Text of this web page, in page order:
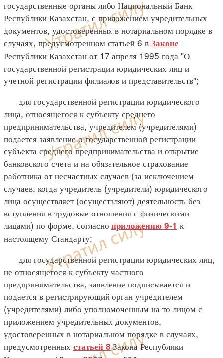
государственные органы либо Национальный Банк
Республики Казахстан, с приложением учредительных
документов, удостоверенных в нотариальном порядке в
случаях, предусмотренном статьей 6 в Законе
Республики Казахстан от 17 апреля 1995 года "О
государственной регистрации юридических лиц и
учетной регистрации филиалов и представительств";
для государственной регистрации юридического
лица, относящегося к субъекту среднего
предпринимательства, учредителем (учредителями)
подается заявление о государственной регистрации
субъекта среднего предпринимательства и открытие
банковского счета и на обязательное страхование
работника от несчастных случаев (за исключением
случаев, когда учредитель (учредители) юридического
лица осуществляет (осуществляют) деятельность без
вступления в трудовые отношения с физическими
лицами) по форме, согласно приложению 9-1 к
настоящему Стандарту;
для государственной регистрации юридических лиц,
не относящегося к субъекту частного
предпринимательства, заявление подписывается и
подается в регистрирующий орган учредителем
(учредителями) либо уполномоченным на то лицом с
приложением учредительных документов,
удостоверенных в нотариальном порядке в случаях,
предусмотренных статьей 8Закона Республики